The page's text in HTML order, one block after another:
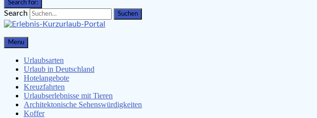
Search for:
Search
Erlebnis-Kurzurlaub-Portal
Urlaubsangebote, Erlebnisse & mehr
Menu
Urlaubsarten
Urlaub in Deutschland
Hotelangebote
Kreuzfahrten
Urlaubserlebnisse mit Tieren
Architektonische Sehenswürdigkeiten
Koffer